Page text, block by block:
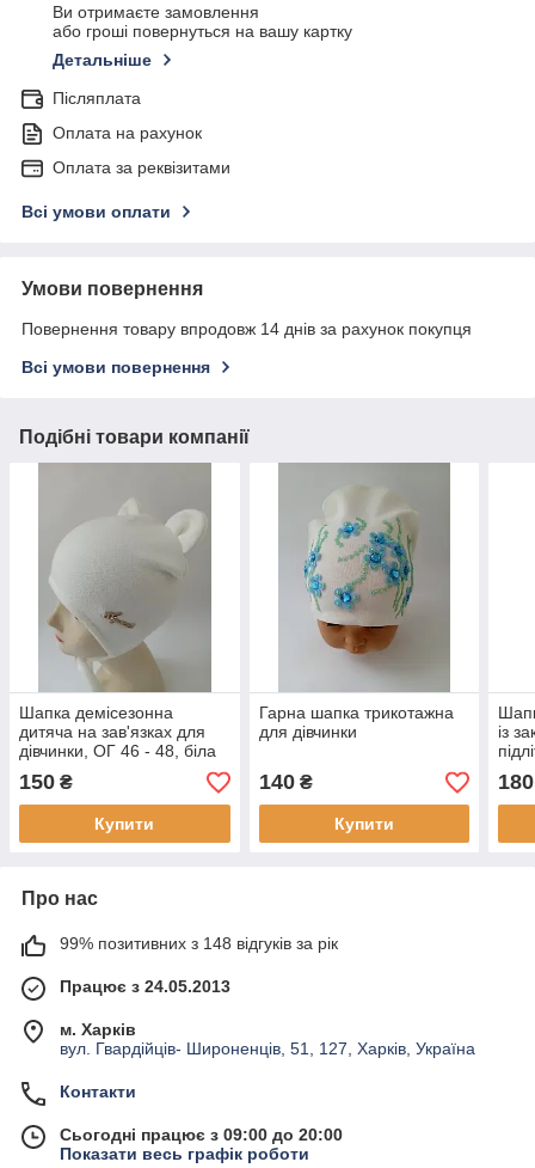
Ви отримаєте замовлення
або гроші повернуться на вашу картку
Детальніше
Післяплата
Оплата на рахунок
Оплата за реквізитами
Всі умови оплати
Умови повернення
Повернення товару впродовж 14 днів за рахунок покупця
Всі умови повернення
Подібні товари компанії
Шапка демісезонна
дитяча на зав'язках для
дівчинки, ОГ 46 - 48, біла
150 ₴
Купити
Гарна шапка трикотажна
для дівчинки
140₴
Купити
із
180
Про нас
99% позитивних з 148 відгуків за рік
Працює з 24.05.2013
м. Харків
вул. Гвардійців- Широненців, 51, 127, Харків, Україна
Контакти
Сьогодні працює з 09:00 до 20:00
Показати весь графік роботи